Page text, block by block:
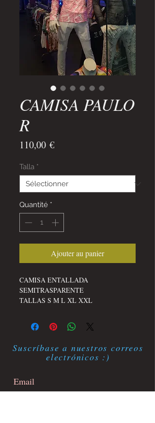
CAMISA PAULO
R
110,00 €Prix
Talla *
Quantité *
Ajouter au panier
CAMISA ENTALLADA
SEMITRASPARENTE
TALLAS S M L XL XXL
Suscríbase a nuestros correos
electrónicos :)